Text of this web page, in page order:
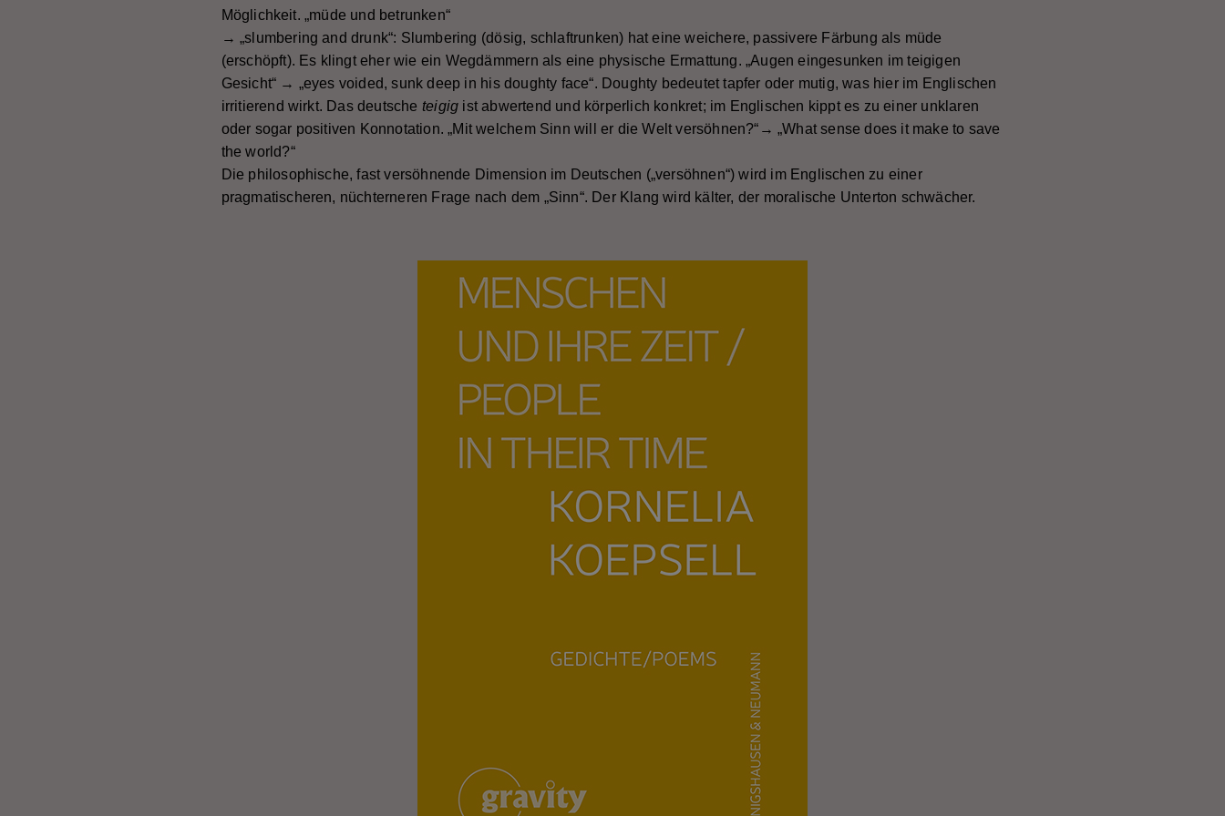
Möglichkeit. „müde und betrunken“
→ „slumbering and drunk“: Slumbering (dösig, schlaftrunken) hat eine weichere, passivere Färbung als müde
(erschöpft). Es klingt eher wie ein Wegdämmern als eine physische Ermattung. „Augen eingesunken im teigigen
Gesicht“ → „eyes voided, sunk deep in his doughty face“. Doughty bedeutet tapfer oder mutig, was hier im Englischen
irritierend wirkt. Das deutsche teigig ist abwertend und körperlich konkret; im Englischen kippt es zu einer unklaren
oder sogar positiven Konnotation. „Mit welchem Sinn will er die Welt versöhnen?“→ „What sense does it make to save
the world?“
Die philosophische, fast versöhnende Dimension im Deutschen („versöhnen“) wird im Englischen zu einer
pragmatischeren, nüchterneren Frage nach dem „Sinn“. Der Klang wird kälter, der moralische Unterton schwächer.